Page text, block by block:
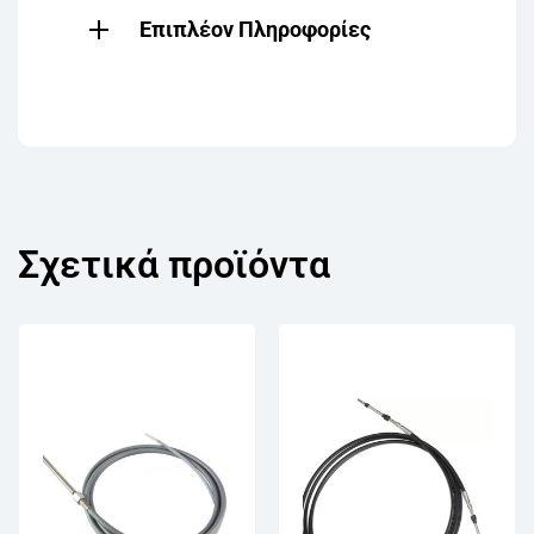
Επιπλέον Πληροφορίες
Σχετικά προϊόντα